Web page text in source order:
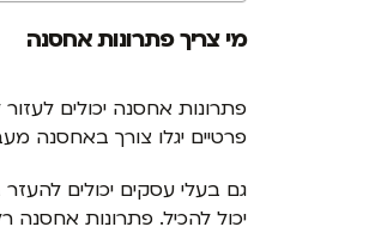
מי צריך פתרונות אחסנה
פתרונות אחסנה יכולים
פרטיים יגלו צורך באחסנה
גם בעלי עסקים יכולים
יכול להכיל. פתרונות